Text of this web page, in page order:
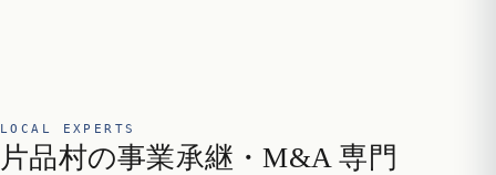
LOCAL EXPERTS
片品村の事業承継・M&A 専門